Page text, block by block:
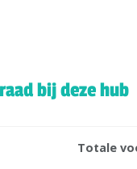
bij deze hub
Totale